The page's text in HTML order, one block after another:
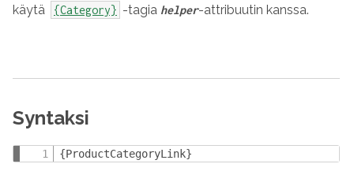
käytä
{Category} -tagia helper-attribuutin kanssa.
Syntaksi
{ProductCategoryLink}